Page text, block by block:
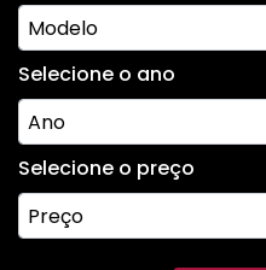
Selecione o ano
Selecione o preço